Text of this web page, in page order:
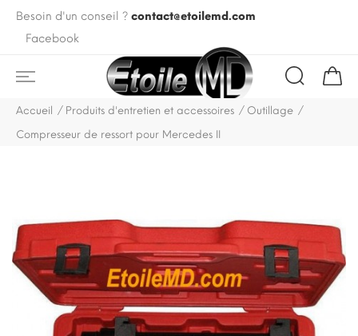
Besoin d'un conseil ? contact@etoilemd.com
Facebook
Accueil Produits d'entretien et accessoires
Outillage
Compresseur de ressort pour Mercedes II